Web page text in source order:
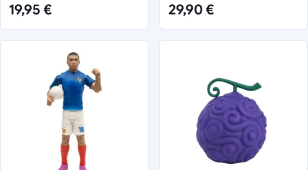
19,95 € 29,90 €